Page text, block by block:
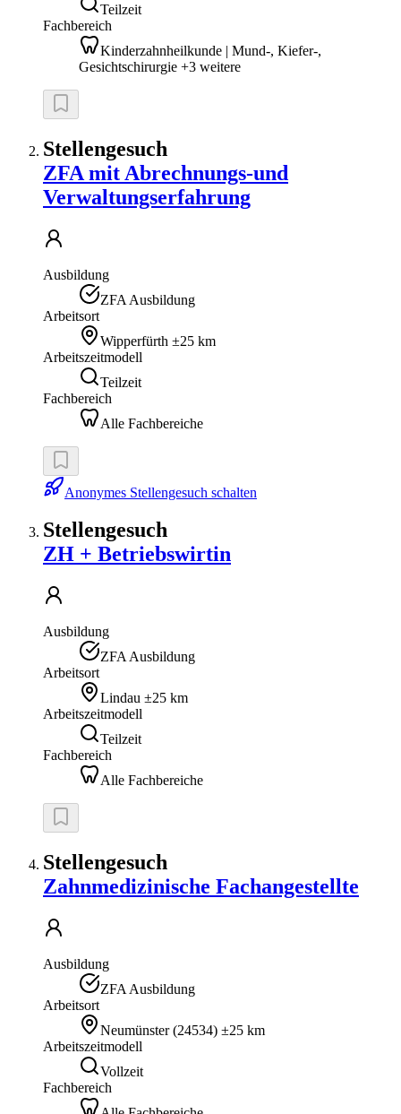
Teilzeit
Fachbereich
Kinderzahnheilkunde | Mund-, Kiefer-,
Gesichtschirurgie +3 weitere
Stellengesuch
ZFA mit Abrechnungs-und
Verwaltungserfahrung
Ausbildung
ZFA Ausbildung
Arbeitsort
Wipperfürth ±25 km
Arbeitszeitmodell
Teilzeit
Fachbereich
Alle Fachbereiche
Anonymes Stellengesuch schalten
Stellengesuch
ZH + Betriebswirtin
Ausbildung
ZFA Ausbildung
Arbeitsort
Lindau ±25 km
Arbeitszeitmodell
Teilzeit
Fachbereich
Alle Fachbereiche
Stellengesuch
Zahnmedizinische Fachangestellte
Ausbildung
ZFA Ausbildung
Arbeitsort
Neumünster (24534) ±25 km
Arbeitszeitmodell
Vollzeit
Fachbereich